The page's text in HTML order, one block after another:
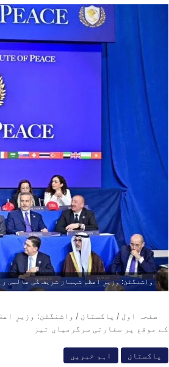
واشنگٹن: وزیرِ اعظم شہباز شریف کی عالمی
صفحہ اول / پاکستان / واشنگٹن: وزیرِ
کے موقع پر سفارتی سرگرمیاں تیز
پاکستان اہم خبریں